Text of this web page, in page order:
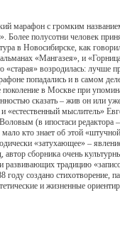
марафон с громким
полусотни человек
в Новосибирске, как
«Мангазея», и
«старая» возродилась:
попадались и в самом
в Москве при
сказать – жив он или
«естественный мыслитель»
(в ипостаси
кто знает об этой
«затухающее» – явление
сборника очень
традицию
создано стихотворение,
и жизненные